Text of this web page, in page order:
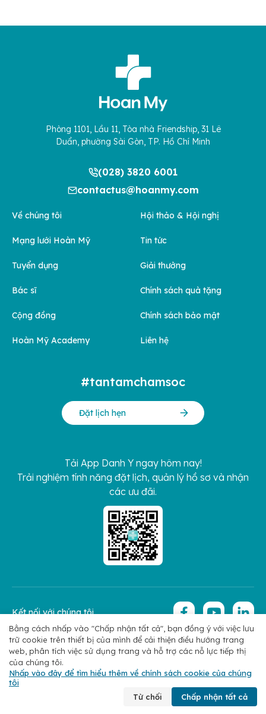
Phòng 1101, Lầu 11, Tòa nhà Friendship, 31 Lê
Duẩn, phường Sài Gòn, TP. Hồ Chí Minh
(028) 3820 6001
contactus@hoanmy.com
Về chúng tôi
Mạng lưới Hoàn Mỹ
Tuyển dụng
Bác sĩ
Cộng đồng
Hoàn Mỹ Academy
Hội thảo & Hội nghị
Tin tức
Giải thưởng
Chính sách quà tặng
Chính sách bảo mật
Liên hệ
#tantamchamsoc
Đặt lịch hẹn
Tải App Danh Y ngay hôm nay!
Trải nghiệm tính năng đặt lịch, quản lý hồ sơ và nhận
các ưu đãi.
Chính sách bảo mật Copyright 2026 © Hoan My Corporation
Kết nối với chúng tôi
Đặt lịch Liên hệ
Bằng cách nhấp vào "Chấp nhận tất cả", bạn đồng ý với việc lưu
trữ cookie trên thiết bị của mình để cải thiện điều hướng trang
web, phân tích việc sử dụng trang và hỗ trợ các nỗ lực tiếp thị
của chúng tôi.
Nhấp vào đây để tìm hiểu thêm về chính sách cookie của chúng
tôi
Từ chối
Chấp nhận tất cả